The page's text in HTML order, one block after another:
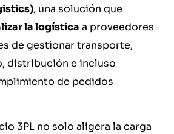
, una solución que
la logística a proveedores
de gestionar transporte,
distribución e incluso
de pedidos
3PL no solo aligera la carga